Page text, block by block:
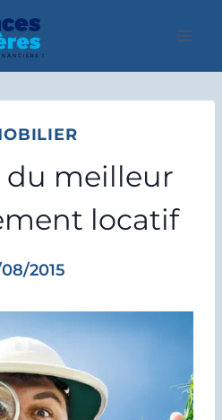
du meilleur
locatif
2015